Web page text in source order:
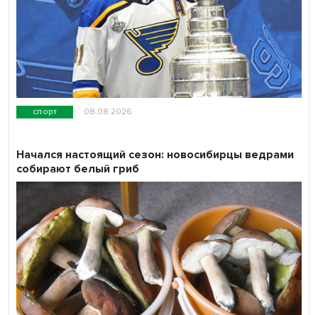
спорт 08.08.2026
Начался настоящий сезон: новосибирцы ведрами
собирают белый гриб